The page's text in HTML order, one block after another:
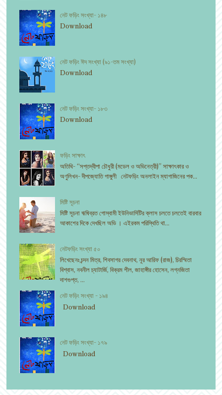
নেট ফড়িং সংখ্যা- ১৪৮
Download
নেট ফড়িং ঈদ সংখ্যা (৯১-তম সংখ্যা)
Download
নেট ফড়িং সংখ্যা- ১৮৩
Download
ফড়িং সাক্ষাৎ
অতিথি- “সপ্তদ্বীপা চৌধুরী (মডেল ও অভিনেত্রী)” সাক্ষাৎকার ও
অণুলিখন- দীপজ্যোতি গাঙ্গুলী নেটফড়িং অনলাইন ম্যাগাজিনের পক...
মিষ্টি সূচনা
মিষ্টি সূচনা ঋষিব্রত গোস্বামী ইউনিভার্সিটির ক্লাস চলতে চলতেই বারবার
আকাশের দিকে দেখছিল অভি । এইরকম পরিস্থিতি থা...
নেটফড়িং সংখ্যা ৫০
লিখেছেনঃ চন্দন মিত্র, শিবসাগর দেবনাথ, নূর আরিফ (রাজ), চিরস্মিতা
বিশ্বাস, নবনীল চ্যাটার্জি, বিক্রম শীল, জাহাঙ্গীর হোসেন, লগ্নজিতা
দাশগুপ্ত, ...
নেট ফড়িং সংখ্যা - ১৯৪
Download
নেট ফড়িং সংখ্যা- ১৭৯
Download